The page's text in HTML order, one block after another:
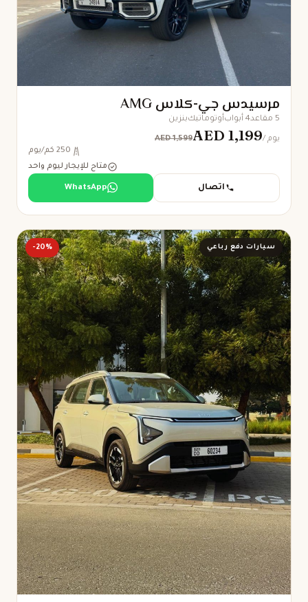
مرسيدس جي-كلاس AMG
5 مقاعد 4 أبواب أوتوماتيكبنزين
AED 1,599AED 1,199 / يوم
250 كم/يوم
متاح للإيجار ليوم واحد
اتصال WhatsApp
سيارات دفع رباعي -20%